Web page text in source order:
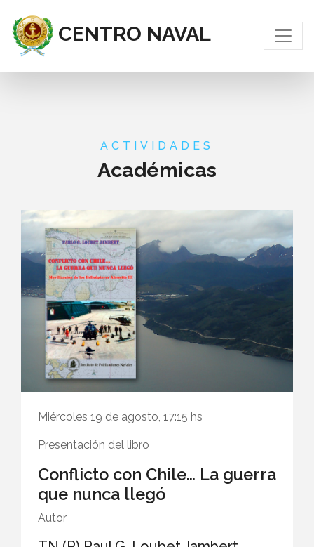
CENTRO NAVAL
ACTIVIDADES
Académicas
Miércoles 19 de agosto, 17:15 hs
Presentación del libro
Conflicto con Chile… La guerra
que nunca llegó
Autor